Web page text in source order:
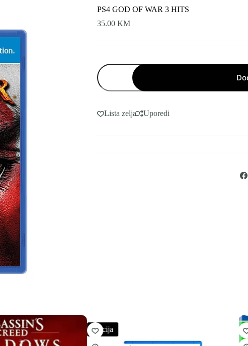
PS4 GOD OF WAR 3 HITS
35.00 KM
PS4
GOD
OF
WAR
HITS
količina
Lista zelja Uporedi
Akcija